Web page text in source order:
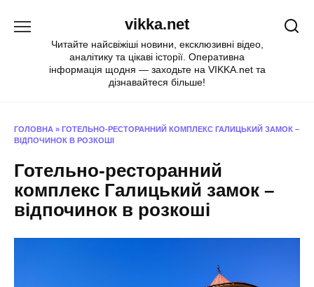
vikka.net
Читайте найсвіжіші новини, ексклюзивні відео,
аналітику та цікаві історії. Оперативна
інформація щодня — заходьте на VIKKA.net та
дізнавайтеся більше!
ГОЛОВНА » ГОТЕЛЬНО-РЕСТОРАННИЙ КОМПЛЕКС ГАЛИЦЬКИЙ ЗАМОК –
ВІДПОЧИНОК В РОЗКОШІ
Готельно-ресторанний
комплекс Галицький замок –
відпочинок в розкоші